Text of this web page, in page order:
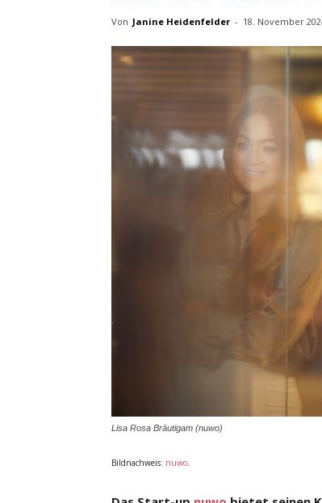
Von Janine Heidenfelder - 18. November
Lisa Rosa Bräutigam (nuwo)
Bildnachweis: nuwo.